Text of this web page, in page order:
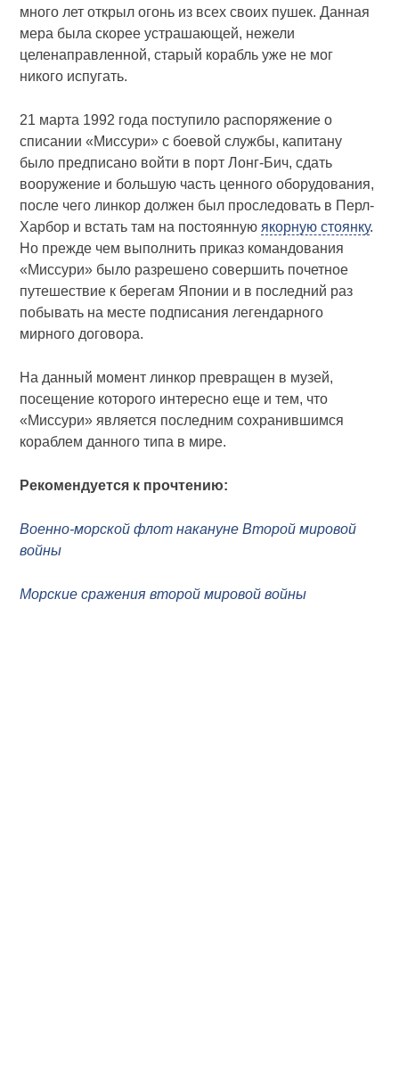
много лет открыл огонь из всех своих пушек. Данная
мера была скорее устрашающей, нежели
целенаправленной, старый корабль уже не мог
никого испугать.
21 марта 1992 года поступило распоряжение о
списании «Миссури» с боевой службы, капитану
было предписано войти в порт Лонг-Бич, сдать
вооружение и большую часть ценного оборудования,
после чего линкор должен был проследовать в Перл-
Харбор и встать там на постоянную якорную стоянку.
Но прежде чем выполнить приказ командования
«Миссури» было разрешено совершить почетное
путешествие к берегам Японии и в последний раз
побывать на месте подписания легендарного
мирного договора.
На данный момент линкор превращен в музей,
посещение которого интересно еще и тем, что
«Миссури» является последним сохранившимся
кораблем данного типа в мире.
Рекомендуется к прочтению:
Военно-морской флот накануне Второй мировой
войны
Морские сражения второй мировой войны